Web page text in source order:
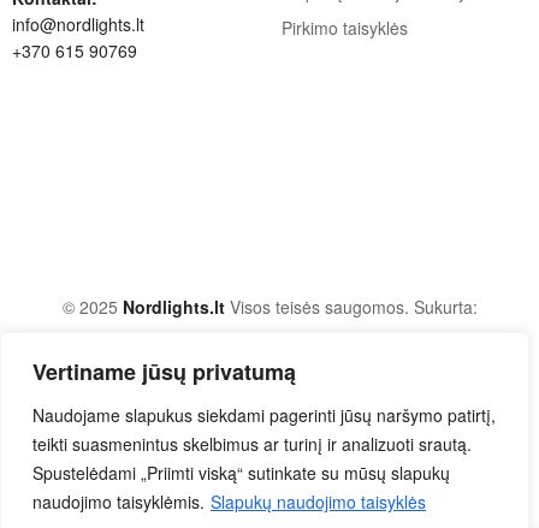
Vertiname jūsų privatumą
Naudojame slapukus siekdami pagerinti jūsų naršymo patirtį,
teikti suasmenintus skelbimus ar turinį ir analizuoti srautą.
Spustelėdami „Priimti viską“ sutinkate su mūsų slapukų
naudojimo taisyklėmis. Slapukų naudojimo taisyklės
info@nordlights.lt
+370 615 90769
Pirkimo taisyklės
© 2025 Nordlights.ltVisos teisės saugomos. Sukurta: